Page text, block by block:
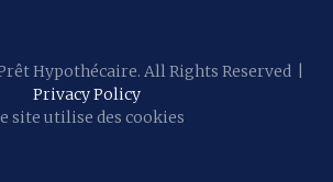
Hypothécaire. All Rights Reserved
Privacy Policy
site utilise des cookies